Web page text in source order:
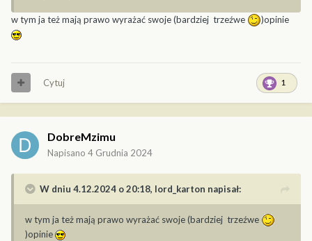
w tym ja też mają prawo wyrażać swoje (bardziej trzeźwe )opinie
1
Cytuj
DobreMzimu
Napisano 4 Grudnia 2024
W dniu 4.12.2024 o 20:18, lord_karton napisał:
w tym ja też mają prawo wyrażać swoje (bardziej trzeźwe
)opinie